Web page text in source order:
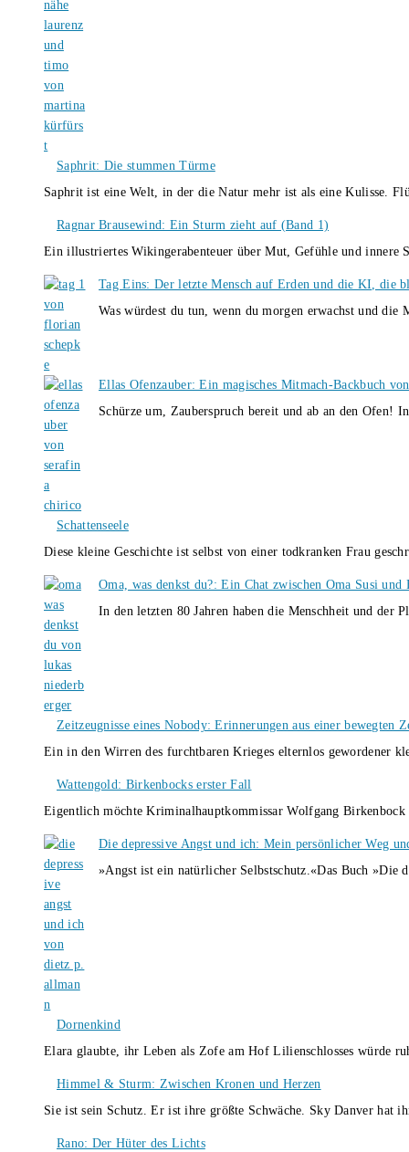
Saphrit: Die stummen Türme
Saphrit ist eine Welt, in der die Natur mehr ist als eine Kulisse.
Ragnar Brausewind: Ein Sturm zieht auf (Band 1)
Ein illustriertes Wikingerabenteuer über Mut, Gefühle und
Tag Eins: Der letzte Mensch auf Erden und die KI, die
Was würdest du tun, wenn du morgen erwachst und
Ellas Ofenzauber: Ein magisches Mitmach-Backbuch
Schürze um, Zauberspruch bereit und ab an den Ofen!
Schattenseele
Diese kleine Geschichte ist selbst von einer todkranken Frau
Oma, was denkst du?: Ein Chat zwischen Oma Susi
In den letzten 80 Jahren haben die Menschheit und
Zeitzeugnisse eines Nobody: Erinnerungen aus einer bewegten
Ein in den Wirren des furchtbaren Krieges elternlos gewordener
Wattengold: Birkenbocks erster Fall
Eigentlich möchte Kriminalhauptkommissar Wolfgang
Die depressive Angst und ich: Mein persönlicher Weg
»Angst ist ein natürlicher Selbstschutz.«Das Buch
Dornenkind
Elara glaubte, ihr Leben als Zofe am Hof Lilienschlosses würde
Himmel & Sturm: Zwischen Kronen und Herzen
Sie ist sein Schutz. Er ist ihre größte Schwäche. Sky Danver
Rano: Der Hüter des Lichts